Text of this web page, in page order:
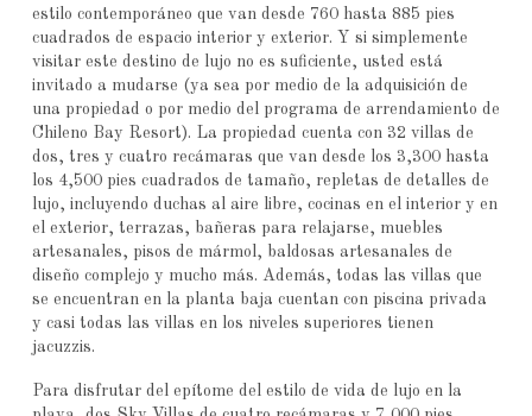
estilo contemporáneo que van desde 760 hasta 885 pies
cuadrados de espacio interior y exterior. Y si simplemente
visitar este destino de lujo no es suficiente, usted está
invitado a mudarse (ya sea por medio de la adquisición de
una propiedad o por medio del programa de arrendamiento de
Chileno Bay Resort). La propiedad cuenta con 32 villas de
dos, tres y cuatro recámaras que van desde los 3,300 hasta
los 4,500 pies cuadrados de tamaño, repletas de detalles de
lujo, incluyendo duchas al aire libre, cocinas en el interior y en
el exterior, terrazas, bañeras para relajarse, muebles
artesanales, pisos de mármol, baldosas artesanales de
diseño complejo y mucho más. Además, todas las villas que
se encuentran en la planta baja cuentan con piscina privada
y casi todas las villas en los niveles superiores tienen
jacuzzis.
Para disfrutar del epítome del estilo de vida de lujo en la